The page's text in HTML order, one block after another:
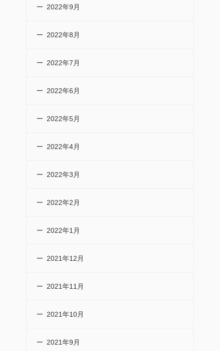
2022年9月
2022年8月
2022年7月
2022年6月
2022年5月
2022年4月
2022年3月
2022年2月
2022年1月
2021年12月
2021年11月
2021年10月
2021年9月